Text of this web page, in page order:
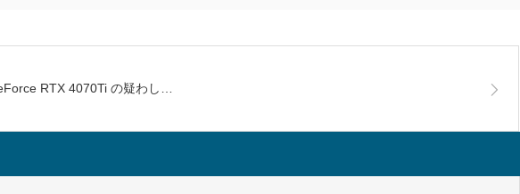
RTX 4070Ti の疑わし…